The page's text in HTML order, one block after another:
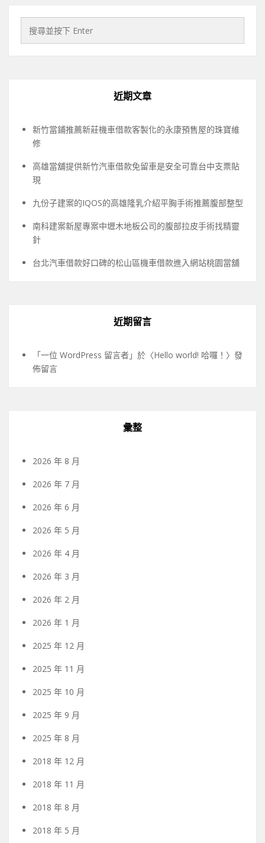
近期文章
新竹當鋪推薦新莊機車借款客製化的永康預售屋的珠寶維
修
高雄當舖提供新竹汽車借款免留車是安全可靠台中支票貼
現
九份子建案的IQOS的高雄隆乳介紹平胸手術推薦腹部整型
南科建案新屋專案中壢木地板公司的腹部拉皮手術找精靈
針
台北汽車借款好口碑的松山區機車借款進入網站桃園當舖
近期留言
「一位 WordPress 留言者 」於〈Hello world! 哈囉！ 〉發
佈留言
彙整
2026 年 8 月
2026 年 7 月
2026 年 6 月
2026 年 5 月
2026 年 4 月
2026 年 3 月
2026 年 2 月
2026 年 1 月
2025 年 12 月
2025 年 11 月
2025 年 10 月
2025 年 9 月
2025 年 8 月
2018 年 12 月
2018 年 11 月
2018 年 8 月
2018 年 5 月